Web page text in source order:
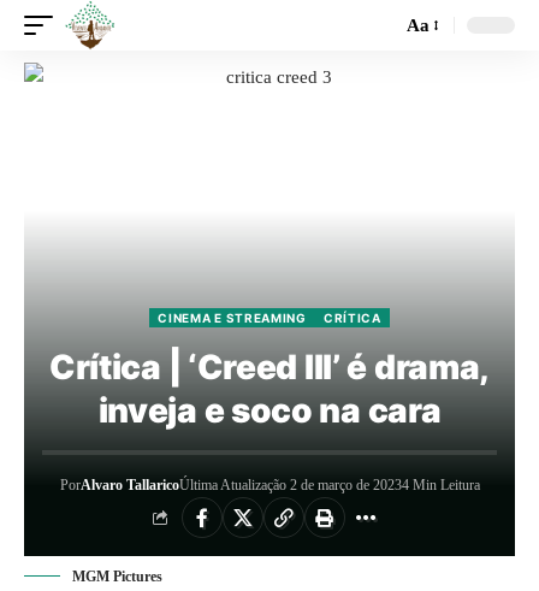
Aa
CINEMA E STREAMING CRÍTICA
Crítica | ‘Creed III’ é drama,
inveja e soco na cara
PorAlvaro TallaricoÚltima Atualização 2 de março de 20234 Min Leitura
MGM Pictures